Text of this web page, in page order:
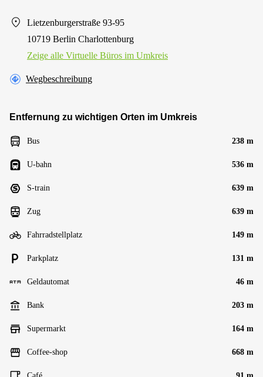
Lietzenburgerstraße 93-95
10719 Berlin Charlottenburg
Zeige alle Virtuelle Büros im Umkreis
Wegbeschreibung
Entfernung zu wichtigen Orten im Umkreis
Bus 238 m
U-bahn 536 m
S-train 639 m
Zug 639 m
Fahrradstellplatz 149 m
Parkplatz 131 m
Geldautomat 46 m
Bank 203 m
Supermarkt 164 m
Coffee-shop 668 m